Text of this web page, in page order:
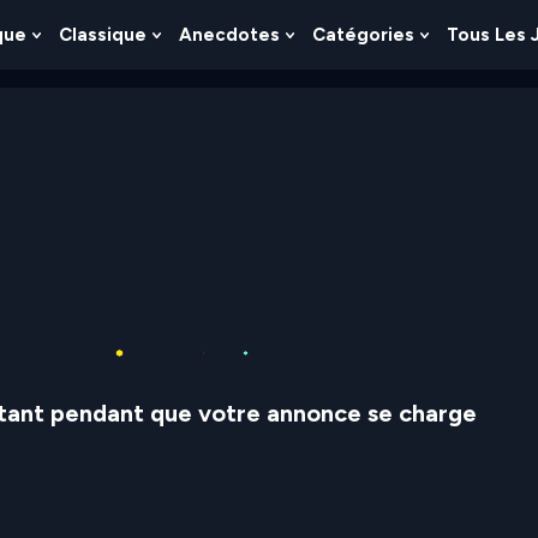
Show
Classique
Show
Anecdotes
Show
Catégories
Show
Tous Les
pendant que votre annonce se charge